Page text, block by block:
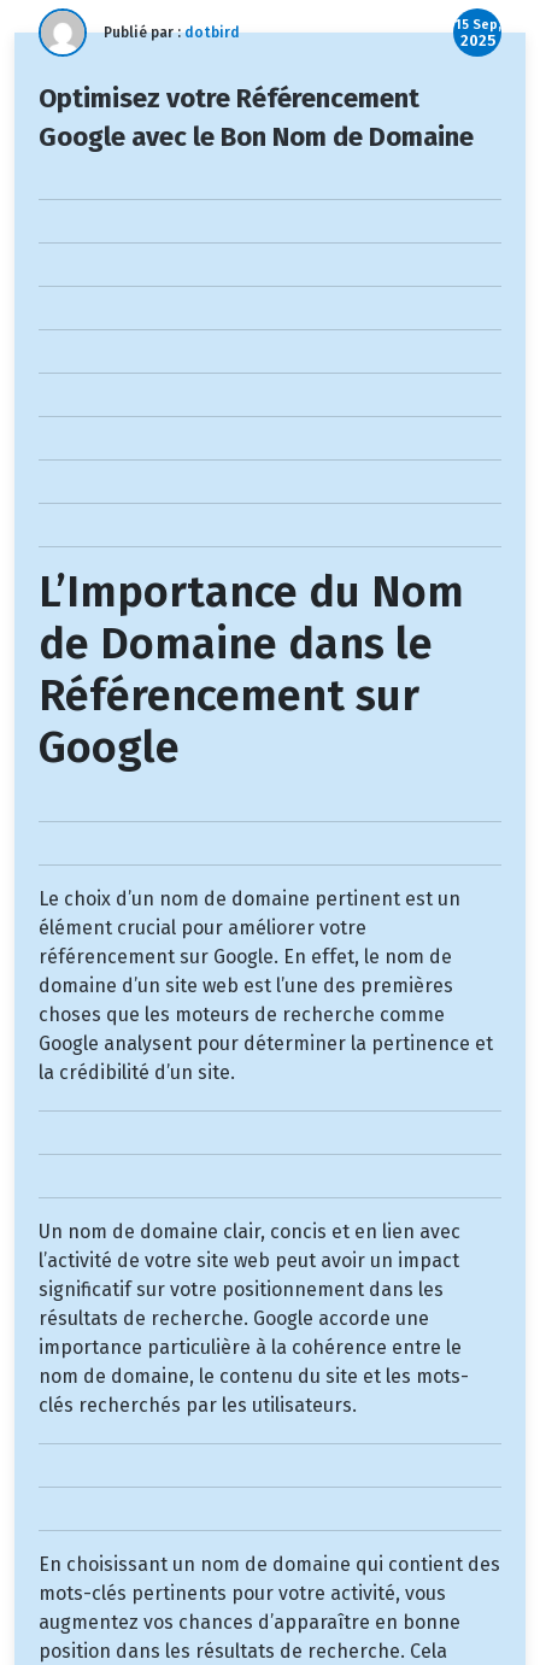
Publié par :dotbird 15 Sep,
2025
Optimisez votre Référencement
Google avec le Bon Nom de Domaine
L’Importance du Nom
de Domaine dans le
Référencement sur
Google
Le choix d’un nom de domaine pertinent est un
élément crucial pour améliorer votre
référencement sur Google. En effet, le nom de
domaine d’un site web est l’une des premières
choses que les moteurs de recherche comme
Google analysent pour déterminer la pertinence et
la crédibilité d’un site.
Un nom de domaine clair, concis et en lien avec
l’activité de votre site web peut avoir un impact
significatif sur votre positionnement dans les
résultats de recherche. Google accorde une
importance particulière à la cohérence entre le
nom de domaine, le contenu du site et les mots-
clés recherchés par les utilisateurs.
En choisissant un nom de domaine qui contient des
mots-clés pertinents pour votre activité, vous
augmentez vos chances d’apparaître en bonne
position dans les résultats de recherche. Cela